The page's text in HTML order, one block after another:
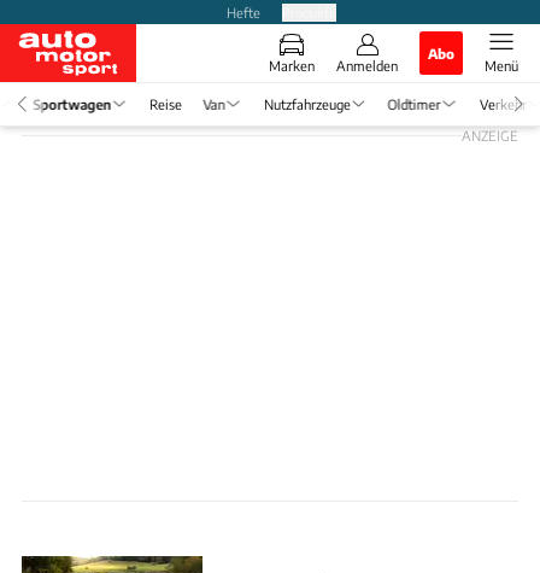
Hefte
Marken Anmelden
Abo
Menü
Sportwagen Reise Van Nutzfahrzeuge Oldtimer
Verkehr
ANZEIGE